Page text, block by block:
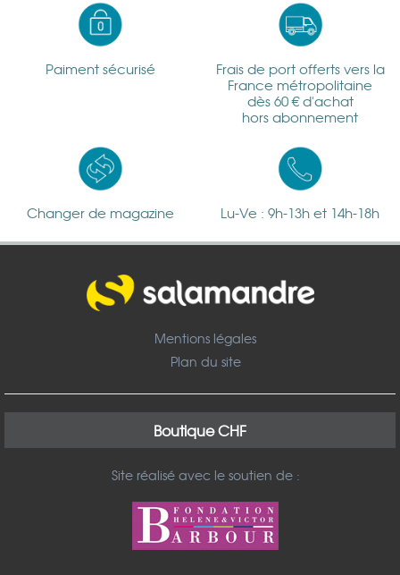
Paiment sécurisé
Frais de port offerts vers la
France métropolitaine
dès 60 € d'achat
hors abonnement
Changer de magazine Lu-Ve : 9h-13h et 14h-18h
Mentions légales
Plan du site
Boutique CHF
Site réalisé avec le soutien de :